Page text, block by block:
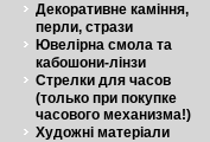
Декоративне каміння,
перли, стрази
Ювелірна смола та
кабошони-лінзи
Стрелки для часов
(только при покупке
часового механизма!)
Художні матеріали